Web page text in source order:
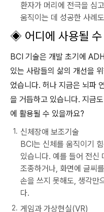
환자가 머리에 전극을 심
움직이는 데 성공한 사례
◈ 어디에 사용될
BCI 기술은 개발 초기에
있는 사람들의 삶의 개선을
었습니다. 허나 지금은 뇌파
을 거듭하고 있습니다. 지금
에 활용될 수 있을까요?
신체장애 보조기술
BCI는 신체를 움직이기
있습니다. 예를 들어 전신
조종하거나, 화면에 글씨
손을 쓰지 못해도, 생각만
다.
게임과 가상현실(VR)